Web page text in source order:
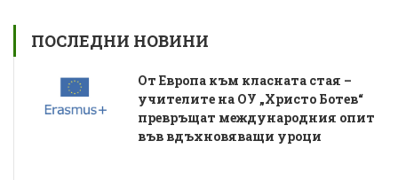
ПОСЛЕДНИ НОВИНИ
От Европа към класната стая –
учителите на ОУ „Христо Ботев“
превръщат международния опит
във вдъхновяващи уроци